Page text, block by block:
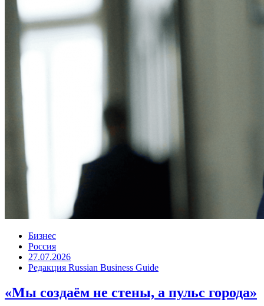
Бизнес
Россия
27.07.2026
Редакция Russian Business Guide
«Мы создаём не стены, а пульс города»